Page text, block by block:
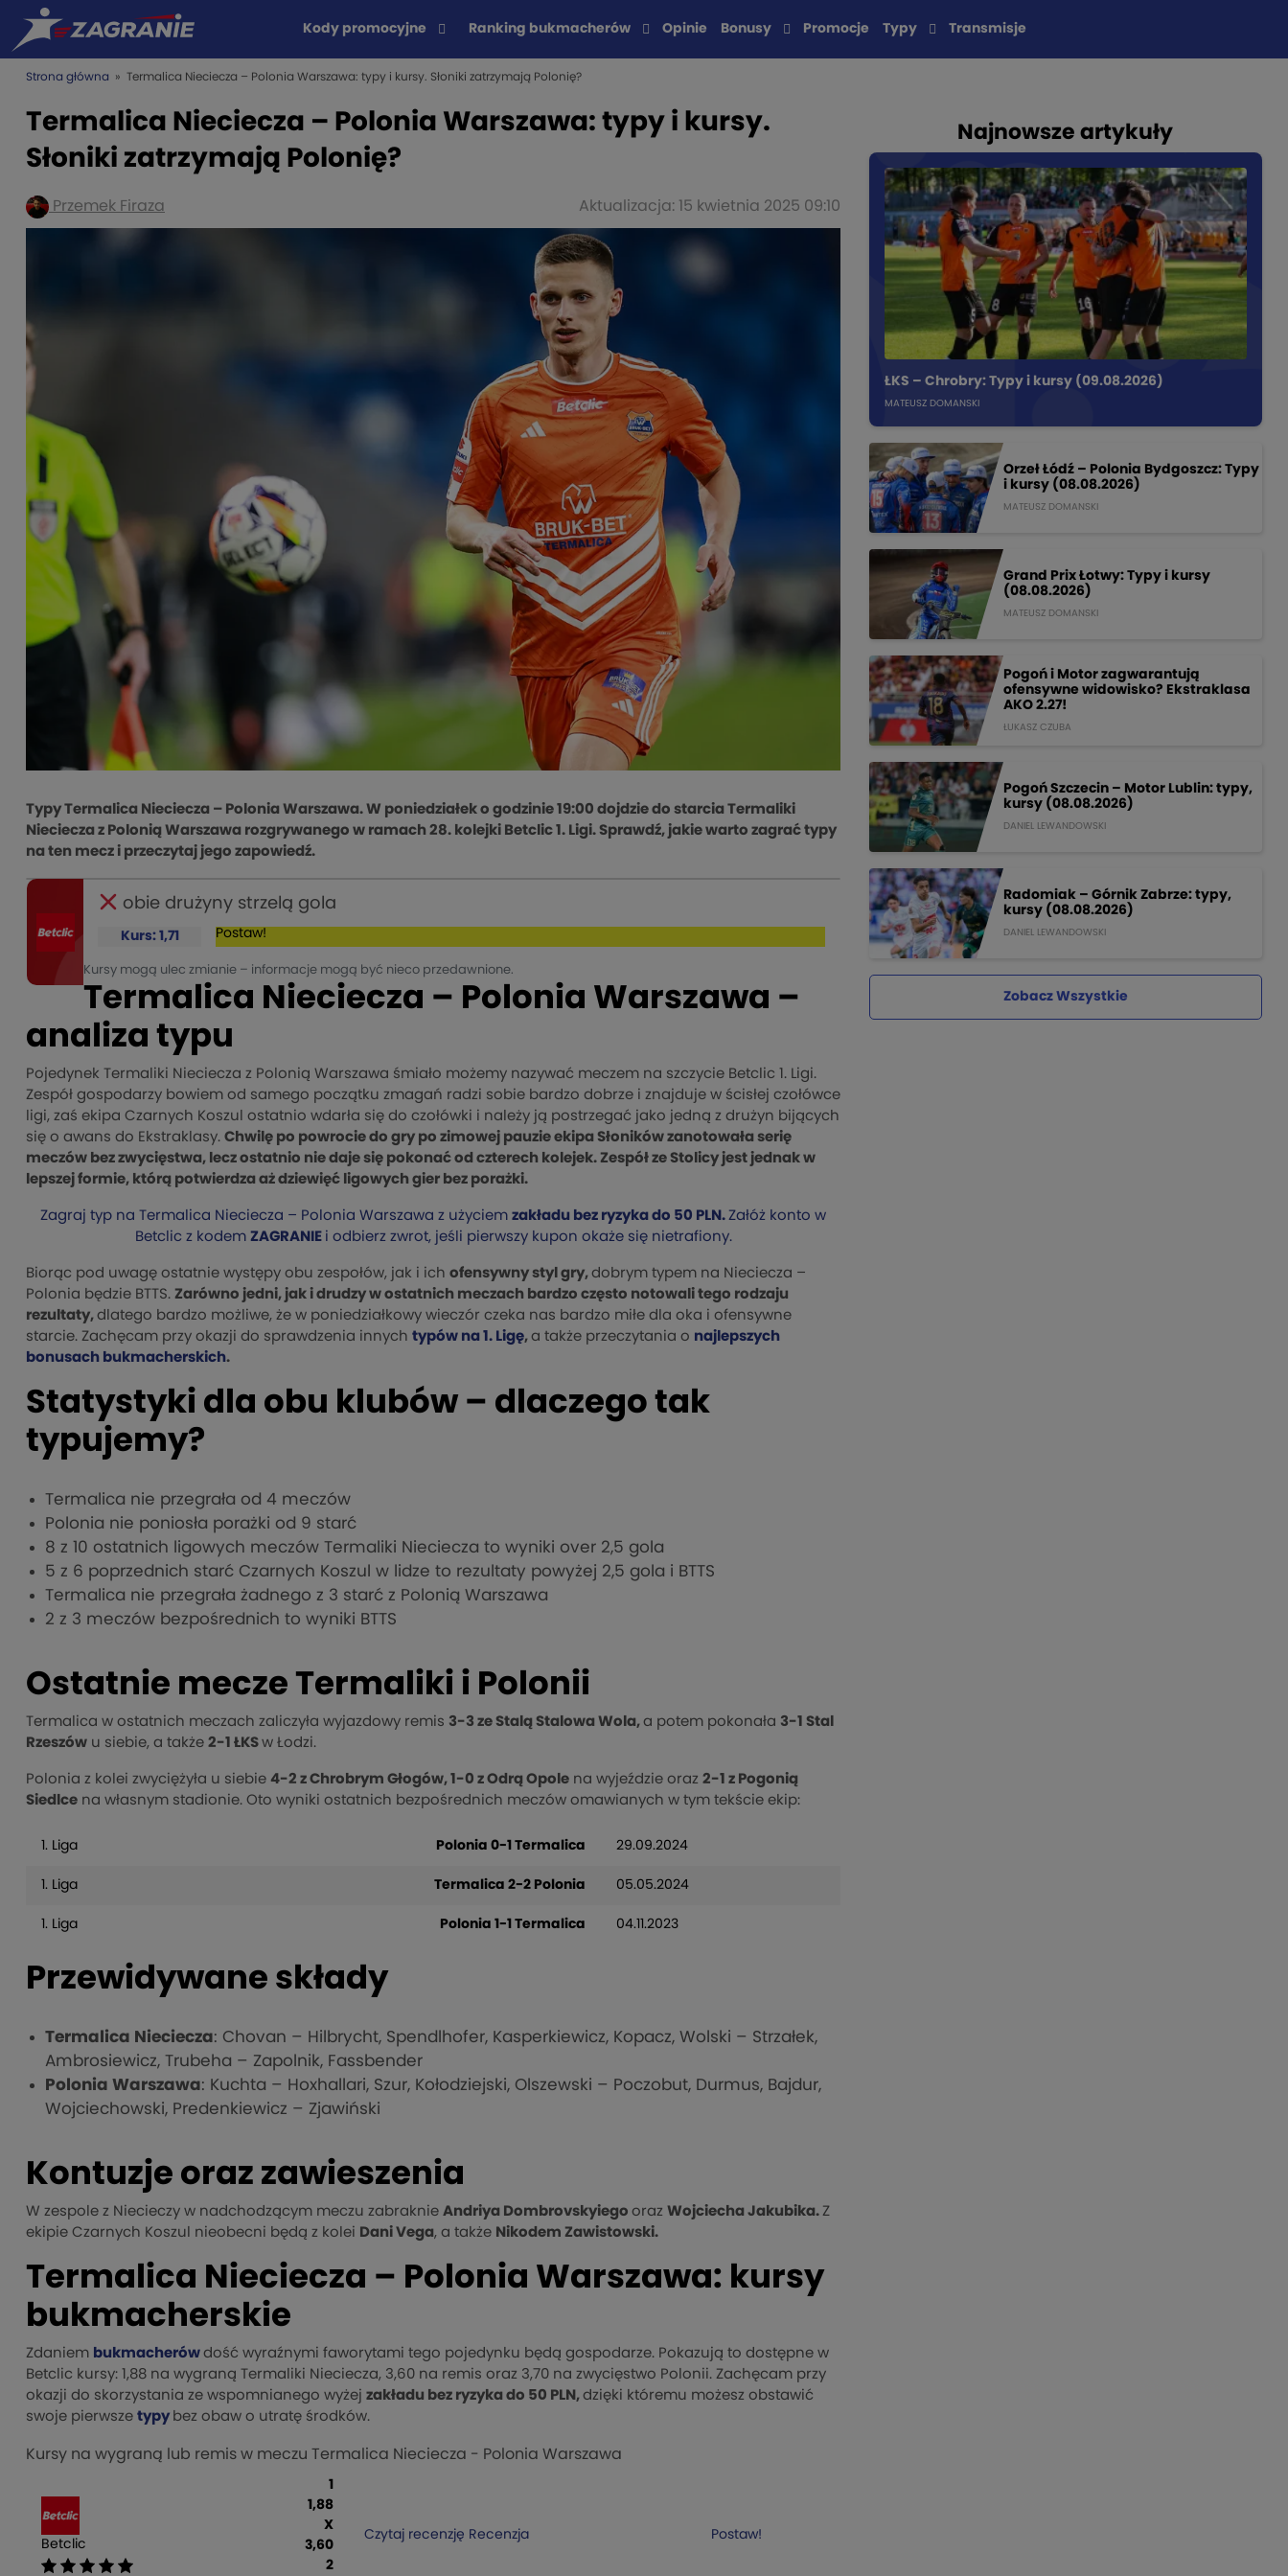
Kody promocyjne Ranking bukmacherów Opinie Bonusy Promocje Typy Transmisje
Strona główna » Termalica Nieciecza – Polonia Warszawa: typy i kursy. Słoniki zatrzymają Polonię?
Termalica Nieciecza – Polonia Warszawa: typy i kursy.
Słoniki zatrzymają Polonię?
Przemek Firaza Aktualizacja: 15 kwietnia 2025 09:10
Typy Termalica Nieciecza – Polonia Warszawa. W poniedziałek o godzinie 19:00 dojdzie do starcia Termaliki
Nieciecza z Polonią Warszawa rozgrywanego w ramach 28. kolejki Betclic 1. Ligi. Sprawdź, jakie warto zagrać typy
na ten mecz i przeczytaj jego zapowiedź.
obie drużyny strzelą gola
Kurs: 1,71 Postaw!
Kursy mogą ulec zmianie – informacje mogą być nieco przedawnione.
Termalica Nieciecza – Polonia Warszawa –
analiza typu
Pojedynek Termaliki Nieciecza z Polonią Warszawa śmiało możemy nazywać meczem na szczycie Betclic 1. Ligi.
Zespół gospodarzy bowiem od samego początku zmagań radzi sobie bardzo dobrze i znajduje w ścisłej czołówce
ligi, zaś ekipa Czarnych Koszul ostatnio wdarła się do czołówki i należy ją postrzegać jako jedną z drużyn bijących
się o awans do Ekstraklasy. Chwilę po powrocie do gry po zimowej pauzie ekipa Słoników zanotowała serię
meczów bez zwycięstwa, lecz ostatnio nie daje się pokonać od czterech kolejek. Zespół ze Stolicy jest jednak w
lepszej formie, którą potwierdza aż dziewięć ligowych gier bez porażki.
Zagraj typ na Termalica Nieciecza – Polonia Warszawa z użyciem zakładu bez ryzyka do 50 PLN. Załóż konto w
Betclic z kodem ZAGRANIE i odbierz zwrot, jeśli pierwszy kupon okaże się nietrafiony.
Biorąc pod uwagę ostatnie występy obu zespołów, jak i ich ofensywny styl gry, dobrym typem na Nieciecza –
Polonia będzie BTTS. Zarówno jedni, jak i drudzy w ostatnich meczach bardzo często notowali tego rodzaju
rezultaty, dlatego bardzo możliwe, że w poniedziałkowy wieczór czeka nas bardzo miłe dla oka i ofensywne
starcie. Zachęcam przy okazji do sprawdzenia innych typów na 1. Ligę, a także przeczytania o najlepszych
bonusach bukmacherskich.
Statystyki dla obu klubów – dlaczego tak
typujemy?
Termalica nie przegrała od 4 meczów
Polonia nie poniosła porażki od 9 starć
8 z 10 ostatnich ligowych meczów Termaliki Nieciecza to wyniki over 2,5 gola
5 z 6 poprzednich starć Czarnych Koszul w lidze to rezultaty powyżej 2,5 gola i BTTS
Termalica nie przegrała żadnego z 3 starć z Polonią Warszawa
2 z 3 meczów bezpośrednich to wyniki BTTS
Ostatnie mecze Termaliki i Polonii
Termalica w ostatnich meczach zaliczyła wyjazdowy remis 3-3 ze Stalą Stalowa Wola, a potem pokonała 3-1 Stal
Rzeszów u siebie, a także 2-1 ŁKS w Łodzi.
Polonia z kolei zwyciężyła u siebie 4-2 z Chrobrym Głogów, 1-0 z Odrą Opole na wyjeździe oraz 2-1 z Pogonią
Siedlce na własnym stadionie. Oto wyniki ostatnich bezpośrednich meczów omawianych w tym tekście ekip:
1. Liga Polonia 0-1 Termalica 29.09.2024
1. Liga Termalica 2-2 Polonia 05.05.2024
1. Liga Polonia 1-1 Termalica 04.11.2023
Przewidywane składy
Termalica Nieciecza: Chovan – Hilbrycht, Spendlhofer, Kasperkiewicz, Kopacz, Wolski – Strzałek,
Ambrosiewicz, Trubeha – Zapolnik, Fassbender
Polonia Warszawa: Kuchta – Hoxhallari, Szur, Kołodziejski, Olszewski – Poczobut, Durmus, Bajdur,
Wojciechowski, Predenkiewicz – Zjawiński
Kontuzje oraz zawieszenia
W zespole z Niecieczy w nadchodzącym meczu zabraknie Andriya Dombrovskyiego oraz Wojciecha Jakubika. Z
ekipie Czarnych Koszul nieobecni będą z kolei Dani Vega, a także Nikodem Zawistowski.
Termalica Nieciecza – Polonia Warszawa: kursy
bukmacherskie
Zdaniem bukmacherów dość wyraźnymi faworytami tego pojedynku będą gospodarze. Pokazują to dostępne w
Betclic kursy: 1,88 na wygraną Termaliki Nieciecza, 3,60 na remis oraz 3,70 na zwycięstwo Polonii. Zachęcam przy
okazji do skorzystania ze wspomnianego wyżej zakładu bez ryzyka do 50 PLN, dzięki któremu możesz obstawić
swoje pierwsze typy bez obaw o utratę środków.
Kursy na wygraną lub remis w meczu Termalica Nieciecza - Polonia Warszawa
Betclic
1
1,88
X
3,60
2
Czytaj recenzję Recenzja Postaw!
Najnowsze artykuły
ŁKS – Chrobry: Typy i kursy (09.08.2026)
MATEUSZ DOMANSKI
Orzeł Łódź – Polonia Bydgoszcz: Typy
i kursy (08.08.2026)
MATEUSZ DOMANSKI
Grand Prix Łotwy: Typy i kursy
(08.08.2026)
MATEUSZ DOMANSKI
Pogoń i Motor zagwarantują
ofensywne widowisko? Ekstraklasa
AKO 2.27!
ŁUKASZ CZUBA
Pogoń Szczecin – Motor Lublin: typy,
kursy (08.08.2026)
DANIEL LEWANDOWSKI
Radomiak – Górnik Zabrze: typy,
kursy (08.08.2026)
DANIEL LEWANDOWSKI
Zobacz Wszystkie